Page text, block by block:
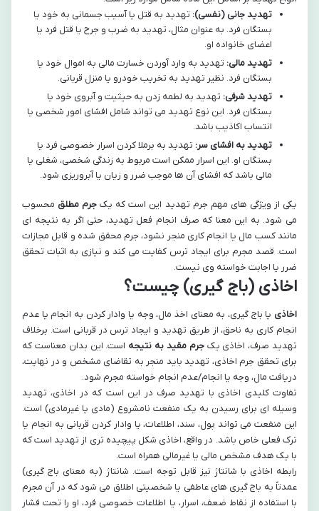
تهدید جانی (نفسی): تهدید به قتل یا آسیب جسمانی به خود یا
بستگان فرد. به عنوان مثال، تهدید به ضرب و جرح یا قتل فرد یا
اعضای خانواده او.
تهدید مالی: تهدید به وارد آوردن خسارت مالی به اموال خود یا
بستگان فرد. نظیر تهدید به تخریب خودرو یا منزل قربانی.
تهدید شرفی: تهدید به لطمه زدن به حیثیت و آبروی خود یا
بستگان فرد. این نوع تهدید می تواند شامل افشای امور شخصی یا
انتساب اکاذیب باشد.
تهدید به افشای سر: تهدید به برملا کردن اسرار خصوصی فرد یا
بستگان او. این اسرار ممکن است مربوط به زندگی شخصی، شغلی یا
مالی باشد که افشای آن ها موجب ضرر و زیان یا آبروریزی شود.
یکی از ویژگی های مهم جرم تهدید این است که یک جرم مطلق محسوب
می شود. به این معنا که صرف انجام فعل تهدید، حتی اگر به نتیجه ای
مانند کسب مال یا انجام کاری منجر نشود، جرم محقق شده و قابل مجازات
است. قصد مجرم برای ایجاد ترس کفایت می کند و نیازی به اثبات تحقق
ضرر یا اجابت خواسته وی نیست.
اخاذی (باج گیری) چیست؟
اخاذی یا باج گیری، به معنای اخذ مال، وجه یا وادار کردن به انجام یا عدم
انجام کاری به ناحق، از طریق تهدید و ایجاد ترس در قربانی است. برخلاف
تهدید صرف، اخاذی یکجرم مقید به نتیجه است. این بدان معناست که
برای تحقق جرم اخاذی، تهدید باید منجر به تقاضای مشخص و در نهایت،
دریافت مال، وجه یا انجام/عدم انجام خواسته مجرم شود.
تفاوت کلیدی اخاذی با تهدید صرف در این است که در اخاذی، تهدید
وسیله ای برای رسیدن به یک منفعت نامشروع (مادی یا غیرمادی) است.
این منفعت می تواند پول، سند، اطلاعات، یا وادار کردن قربانی به انجام یا
ترک فعلی خاص باشد. در واقع، اخاذی شکل پیچیده تری از تهدید است که
با یک هدف مشخص مالی یا غیرمالی همراه است.
رابطه اخاذی با شانتاژ نیز قابل توجه است. شانتاژ (به معنای باج گیری)
عمدتاً به باج گیری های عاطفی یا شخصیتی اطلاق می شود که در آن مجرم
با استفاده از نقاط ضعف، اسرار، یا اطلاعات خصوصی فرد، او را تحت فشار